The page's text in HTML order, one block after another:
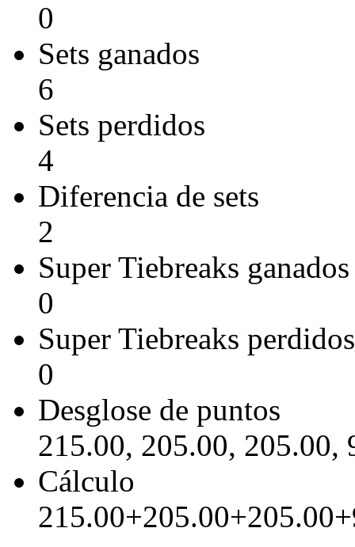
0
Sets ganados
6
Sets perdidos
4
Diferencia de sets
2
Super Tiebreaks ganados
0
Super Tiebreaks perdidos
0
Desglose de puntos
215.00, 205.00, 205.00,
Cálculo